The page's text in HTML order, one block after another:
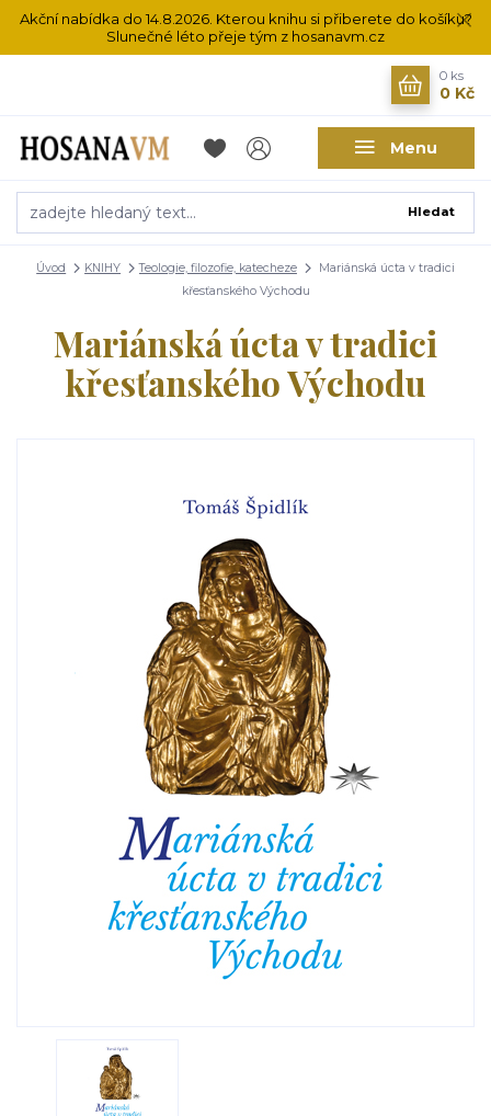
Akční nabídka do 14.8.2026. Kterou knihu si přiberete do košíku?
Slunečné léto přeje tým z hosanavm.cz
Menu
Hledat
0 ks
0 Kč
Úvod KNIHY Teologie, filozofie, katecheze
Mariánská úcta v tradici
křesťanského Východu
Mariánská úcta v tradici
křesťanského Východu